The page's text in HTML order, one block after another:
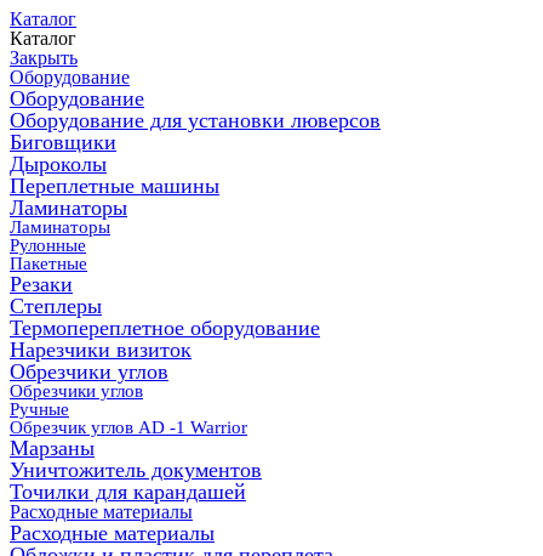
Каталог
Каталог
Закрыть
Оборудование
Оборудование
Оборудование для установки люверсов
Биговщики
Дыроколы
Переплетные машины
Ламинаторы
Ламинаторы
Рулонные
Пакетные
Резаки
Степлеры
Термопереплетное оборудование
Нарезчики визиток
Обрезчики углов
Обрезчики углов
Ручные
Обрезчик углов AD -1 Warrior
Марзаны
Уничтожитель документов
Точилки для карандашей
Расходные материалы
Расходные материалы